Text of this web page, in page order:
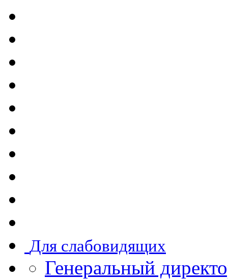
Для слабовидящих
Генеральный